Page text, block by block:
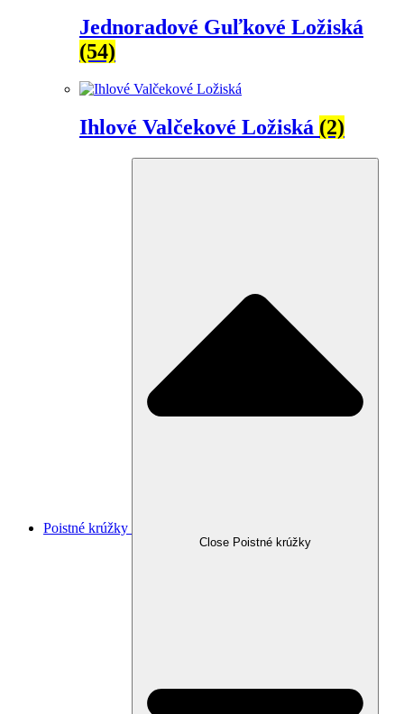
Jednoradové Guľkové Ložiská
(54)
Ihlové Valčekové Ložiská (2)
Poistné krúžky
Close Poistné krúžky